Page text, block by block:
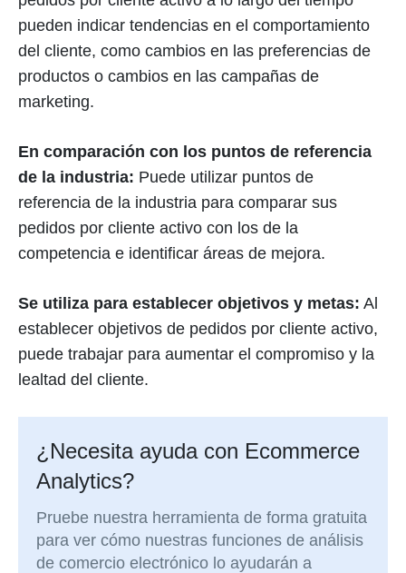
pueden indicar tendencias en el comportamiento
del cliente, como cambios en las preferencias de
productos o cambios en las campañas de
marketing.
En comparación con los puntos de referencia
de la industria: Puede utilizar puntos de
referencia de la industria para comparar sus
pedidos por cliente activo con los de la
competencia e identificar áreas de mejora.
Se utiliza para establecer objetivos y metas: Al
establecer objetivos de pedidos por cliente activo,
puede trabajar para aumentar el compromiso y la
lealtad del cliente.
¿Necesita ayuda con Ecommerce
Analytics?
Pruebe nuestra herramienta de forma gratuita
para ver cómo nuestras funciones de análisis
de comercio electrónico lo ayudarán a